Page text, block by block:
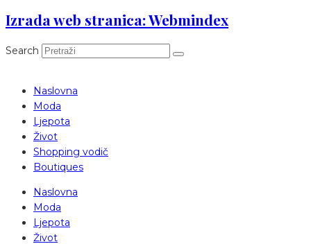
Izrada web stranica: Webmindex
Search
Naslovna
Moda
Ljepota
Život
Shopping vodič
Boutiques
Naslovna
Moda
Ljepota
Život